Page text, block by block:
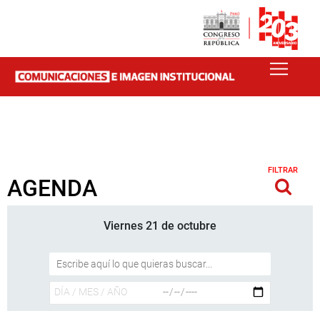
AGENDA
FILTRAR
Viernes 21 de octubre